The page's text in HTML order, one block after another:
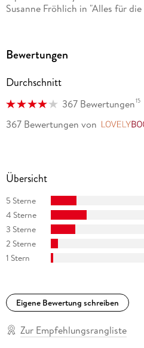
Susanne Fröhlich in "Alles für die
Bewertungen
Durchschnitt
367 Bewertungen15
367 Bewertungen von
Übersicht
5 Sterne
4 Sterne
3 Sterne
2 Sterne
1 Stern
Eigene Bewertung schreiben
Zur Empfehlungsrangliste